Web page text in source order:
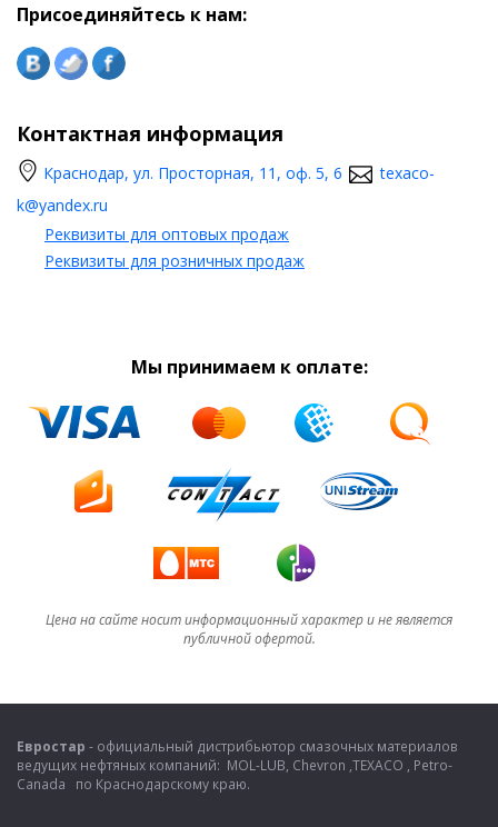
Присоединяйтесь к нам:
Контактная информация
Краснодар, ул. Просторная, 11, оф. 5, 6
texaco-
k@yandex.ru
Реквизиты для оптовых продаж
Реквизиты для розничных продаж
Мы принимаем к оплате:
Цена на сайте носит информационный характер и не является
публичной офертой.
Евростар - официальный дистрибьютор смазочных материалов
ведущих нефтяных компаний: MOL-LUB, Chevron ,TEXACO , Petro-
Canada по Краснодарскому краю.